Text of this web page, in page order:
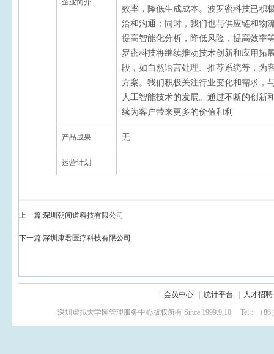
企业简介
效率，降低生成成本。波罗密科技已积
洽和沟通；同时，我们也与供应链和物
提高智能化分析，降低风险，提高效率
罗密科技将继续推动技术创新和应用拓
段，如自然语言处理、推荐系统等，为
方案。我们积极关注行业变化和需求，
人工智能技术的发展。通过不断的创新
续为客户带来更多的价值和利
产品成果 无
运营计划
上一篇:深圳朝闻道科技有限公司
下一篇:深圳康君医疗科技有限公司
会员中心| 统计平台 人才招聘
深圳虚拟大学园管理服务中心版权所有 Since 1999.9.10 Tel：（